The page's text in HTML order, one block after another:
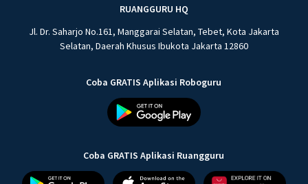
RUANGGURU HQ
Jl. Dr. Saharjo No.161, Manggarai Selatan, Tebet, Kota Jakarta
Selatan, Daerah Khusus Ibukota Jakarta 12860
Coba GRATIS Aplikasi Roboguru
Coba GRATIS Aplikasi Ruangguru